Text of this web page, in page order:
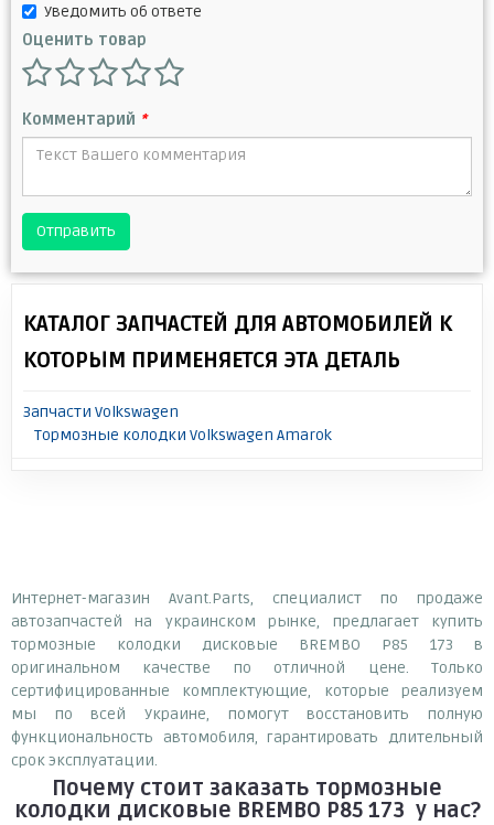
Уведомить об ответе
Оценить товар
Комментарий *
Отправить
КАТАЛОГ ЗАПЧАСТЕЙ ДЛЯ АВТОМОБИЛЕЙ К
КОТОРЫМ ПРИМЕНЯЕТСЯ ЭТА ДЕТАЛЬ
Запчасти Volkswagen
Тормозные колодки Volkswagen Amarok
Интернет-магазин Avant.Parts, специалист по продаже
автозапчастей на украинском рынке, предлагает купить
тормозные колодки дисковые BREMBO P85 173 в
оригинальном качестве по отличной цене. Только
сертифицированные комплектующие, которые реализуем
мы по всей Украине, помогут восстановить полную
функциональность автомобиля, гарантировать длительный
срок эксплуатации.
Почему стоит заказать тормозные
колодки дисковые BREMBO P85 173 у нас?